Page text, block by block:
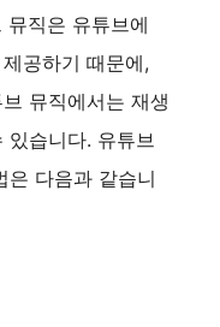
직은 유튜브에
공하기 때문에,
뮤직에서는 재생
있습니다. 유튜브
은 다음과 같습니